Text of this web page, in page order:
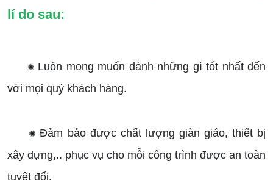
lí do sau:
✺ Luôn mong muốn dành những gì tốt nhất đến
với mọi quý khách hàng.
✺Đảm bảo được chất lượng giàn giáo, thiết bị
xây dựng,.. phục vụ cho mỗi công trình được an toàn
tuyệt đối.